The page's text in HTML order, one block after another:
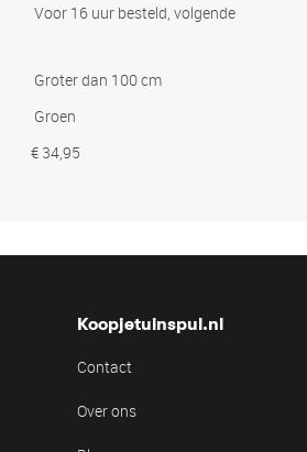
Voor 16 uur besteld, volgende
Groter dan 100 cm
Groen
€ 34,95
Koopjetuinspul.nl
Contact
Over ons